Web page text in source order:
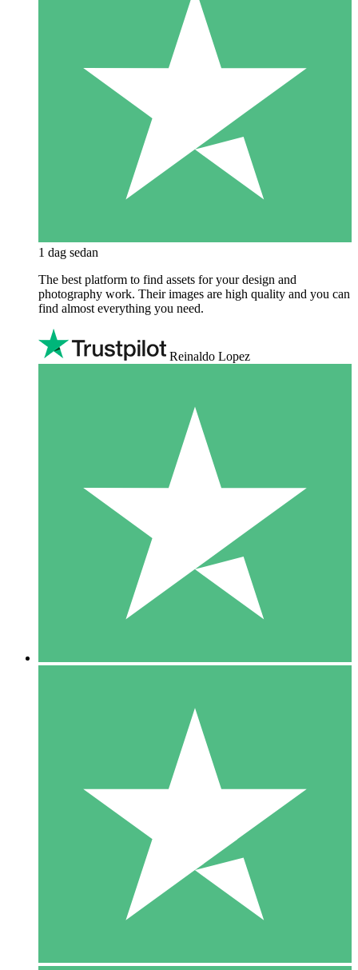
1 dag sedan
The best platform to find assets for your design and
photography work. Their images are high quality and you can
find almost everything you need.
Reinaldo Lopez